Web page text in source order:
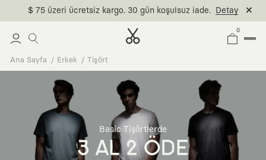
$ 75 üzeri ücretsiz kargo. 30 gün koşulsuz iade. Detay
0
Ana Sayfa Erkek Tişört
Basic Tişörtlerde
3 AL 2 ÖDE